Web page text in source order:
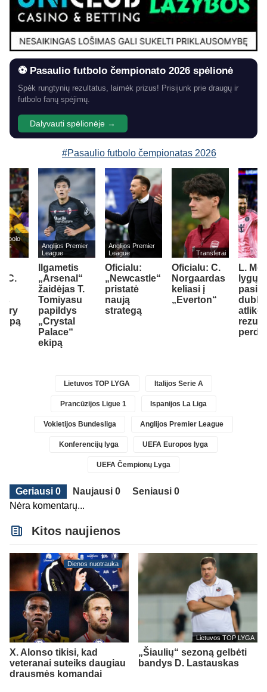
⚽ Pasaulio futbolo čempionato 2026 spėlionė
Spėk rungtynių rezultatus, laimėk prizus! Prisijunk prie draugų ir
futbolo fanų spėjimų.
Dalyvauti spėlionėje →
#Pasaulio futbolo čempionatas 2026
C.
Anglijos Premier
League
Ilgametis
„Arsenal“
žaidėjas T.
Tomiyasu
papildys
„Crystal
Palace“
ekipą
Anglijos Premier
League
Oficialu:
„Newcastle“
pristatė
naują
strategą
Transferai
Oficialu: C.
Norgaardas
keliasi į
„Everton“
L.
lygų
atliko
Lietuvos TOP LYGA Italijos Serie A
Prancūzijos Ligue 1 Ispanijos La Liga
Vokietijos Bundesliga Anglijos Premier League
Konferencijų lyga UEFA Europos lyga
UEFA Čempionų Lyga
Geriausi 0 Naujausi 0
Seniausi 0
Nėra komentarų...
Kitos naujienos
Dienos nuotrauka
X. Alonso tikisi, kad
veteranai suteiks daugiau
drausmės komandai
Lietuvos TOP LYGA
„Šiaulių“ sezoną gelbėti
bandys D. Lastauskas